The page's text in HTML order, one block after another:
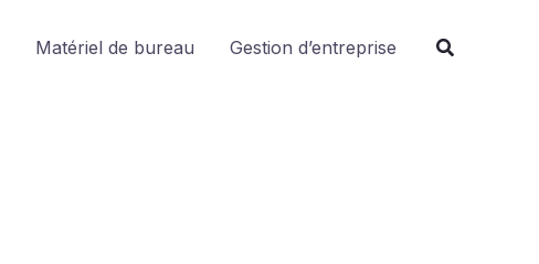
Matériel de bureau Gestion d’entreprise
e